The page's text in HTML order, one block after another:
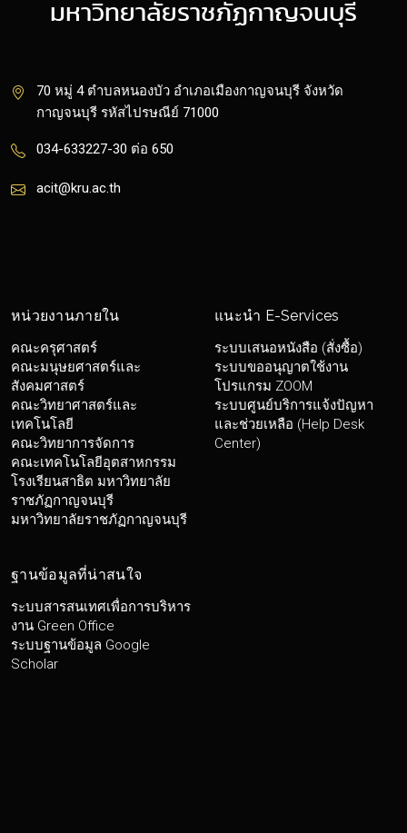
มหาวิทยาลัยราชภัฏกาญจนบุรี
70 หมู่ 4 ตำบลหนองบัว อำเภอเมืองกาญจนบุรี จังหวัด
กาญจนบุรี รหัสไปรษณีย์ 71000
034-633227-30 ต่อ 650
acit@kru.ac.th
หน่วยงานภายใน
คณะครุศาสตร์
คณะมนุษยศาสตร์และ
สังคมศาสตร์
คณะวิทยาศาสตร์และ
เทคโนโลยี
คณะวิทยาการจัดการ
คณะเทคโนโลยีอุตสาหกรรม
โรงเรียนสาธิต มหาวิทยาลัย
ราชภัฏกาญจนบุรี
มหาวิทยาลัยราชภัฏกาญจนบุรี
แนะนำ E-Services
ระบบเสนอหนังสือ (สั่งซื้อ)
ระบบขออนุญาตใช้งาน
โปรแกรม ZOOM
ระบบศูนย์บริการแจ้งปัญหา
และช่วยเหลือ (Help Desk
Center)
ฐานข้อมูลที่น่าสนใจ
ระบบสารสนเทศเพื่อการบริหาร
งาน Green Office
ระบบฐานข้อมูล Google
Scholar